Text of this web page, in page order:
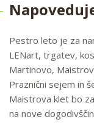
Pestro leto je za
LENart, trgatev,
Martinovo,
Praznični sejem in
Maistrova klet bo
na nove